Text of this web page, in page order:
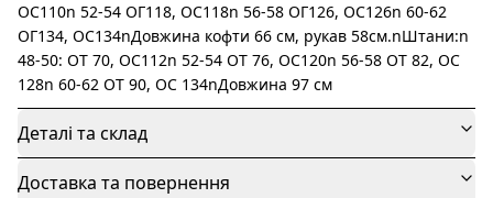
ОС110n 52-54 ОГ118, ОС118n 56-58 ОГ126, ОС126n 60-62
ОГ134, ОС134nДовжина кофти 66 см, рукав 58см.nШтани:n
48-50: ОТ 70, ОС112n 52-54 ОТ 76, ОС120n 56-58 ОТ 82, ОС
128n 60-62 ОТ 90, ОС 134nДовжина 97 см
Деталі та склад
Доставка та повернення